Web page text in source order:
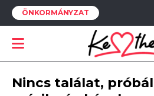
ÖNKORMÁNYZAT
Nincs találat,